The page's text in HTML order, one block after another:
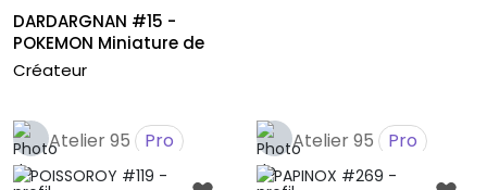
DARDARGNAN #15 -
POKEMON Miniature de
collection s...
Créateur
Atelier 95 Pro Atelier 95 Pro